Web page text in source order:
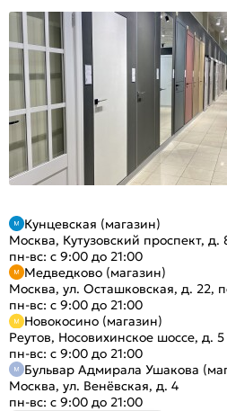
Кунцевская (магазин)
Москва, Кутузовский проспект, д.
пн-вс: с 9:00 до 21:00
Медведково (магазин)
Москва, ул. Осташковская, д. 22,
пн-вс: с 9:00 до 21:00
Новокосино (магазин)
Реутов, Носовихинское шоссе, д. 5
пн-вс: с 9:00 до 21:00
Бульвар Адмирала Ушакова
Москва, ул. Венёвская, д. 4
пн-вс: с 9:00 до 21:00